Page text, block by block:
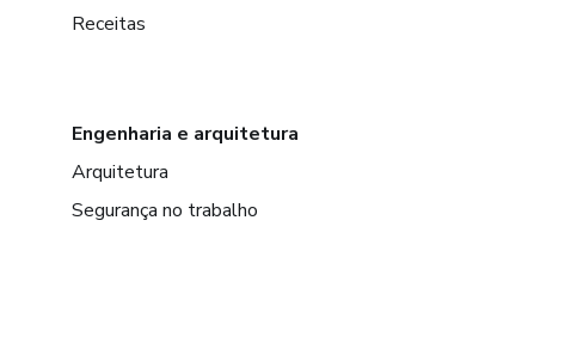
Receitas
Engenharia e arquitetura
Arquitetura
Segurança no trabalho